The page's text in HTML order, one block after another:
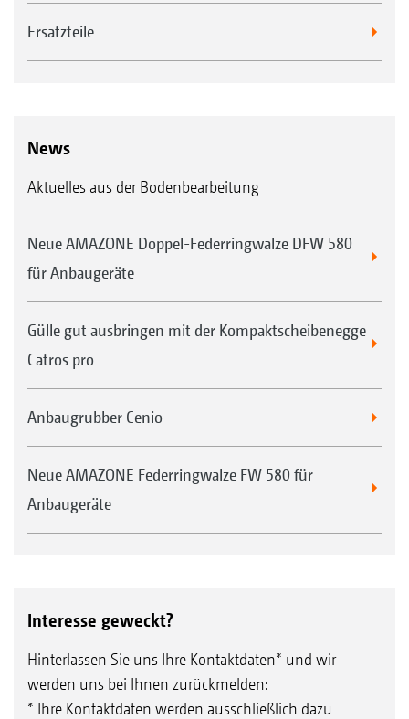
verbessern, insbesondere in trockenen
Jahren.
Reduzierung der Düngermenge dank
geringeren Oberflächenverlusten durch
möglich.
Reduzierung der Überfahren für die
Düngung und Einarbeitung des Düngers
möglich, da alles in einem Schritt erfolgen
kann.
Ersatzteile
News
Aktuelles aus der Bodenbearbeitung
Neue AMAZONE Doppel-Federringwalze DFW 580
für Anbaugeräte
Gülle gut ausbringen mit der Kompaktscheibenegge
Catros pro
Anbaugrubber Cenio
Neue AMAZONE Federringwalze FW 580 für
Anbaugeräte
Interesse geweckt?
Hinterlassen Sie uns Ihre Kontaktdaten* und wir
werden uns bei Ihnen zurückmelden:
* Ihre Kontaktdaten werden ausschließlich dazu